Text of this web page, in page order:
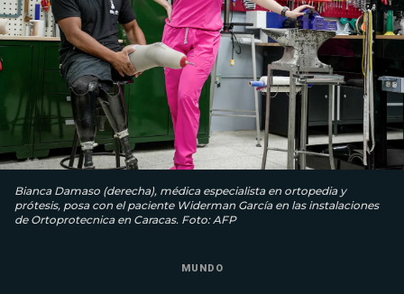
Bianca Damaso (derecha), médica especialista en ortopedia y
prótesis, posa con el paciente Widerman García en las instalaciones
de Ortoprotecnica en Caracas. Foto: AFP
MUNDO